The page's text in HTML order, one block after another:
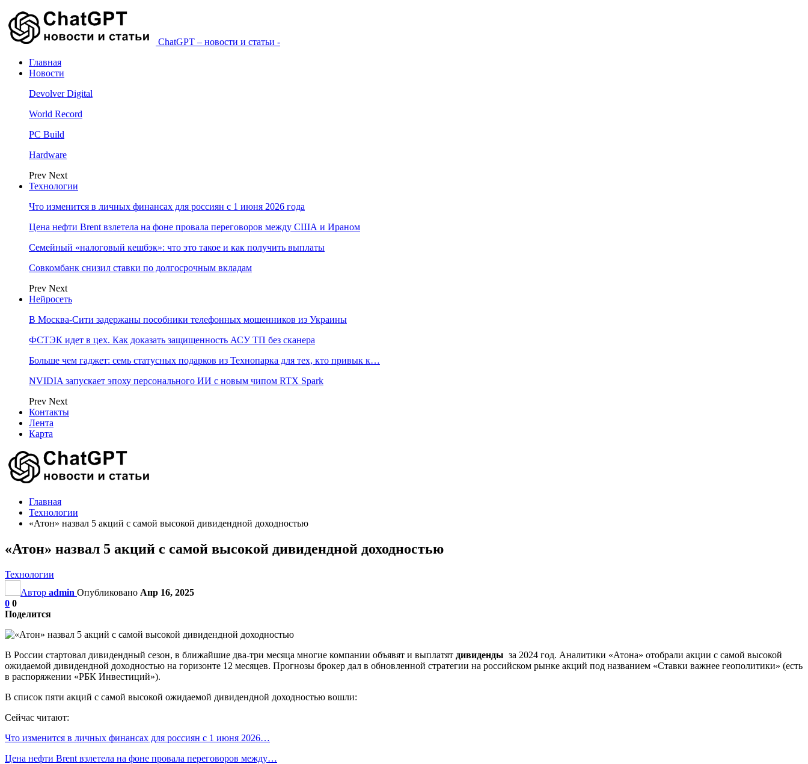
ChatGPT – новости и статьи -
Главная
Новости
Devolver Digital
World Record
PC Build
Hardware
Prev Next
Технологии
Что изменится в личных финансах для россиян с 1 июня 2026 года
Цена нефти Brent взлетела на фоне провала переговоров между США и Ираном
Семейный «налоговый кешбэк»: что это такое и как получить выплаты
Совкомбанк снизил ставки по долгосрочным вкладам
Prev Next
Нейросеть
В Москва-Сити задержаны пособники телефонных мошенников из Украины
ФСТЭК идет в цех. Как доказать защищенность АСУ ТП без сканера
Больше чем гаджет: семь статусных подарков из Технопарка для тех, кто привык к…
NVIDIA запускает эпоху персонального ИИ с новым чипом RTX Spark
Prev Next
Контакты
Лента
Карта
Главная
Технологии
«Атон» назвал 5 акций с самой высокой дивидендной доходностью
«Атон» назвал 5 акций с самой высокой дивидендной доходностью
Технологии
Автор admin Опубликовано Апр 16, 2025
0 0
Поделится
В России стартовал дивидендный сезон, в ближайшие два-три месяца многие компании объявят и выплатят дивиденды за 2024 год. Аналитики «Атона» отобрали акции с самой высокой
ожидаемой дивидендной доходностью на горизонте 12 месяцев. Прогнозы брокер дал в обновленной стратегии на российском рынке акций под названием «Ставки важнее геополитики» (есть
в распоряжении «РБК Инвестиций»).
В список пяти акций с самой высокой ожидаемой дивидендной доходностью вошли:
Сейчас читают:
Что изменится в личных финансах для россиян с 1 июня 2026…
Цена нефти Brent взлетела на фоне провала переговоров между…